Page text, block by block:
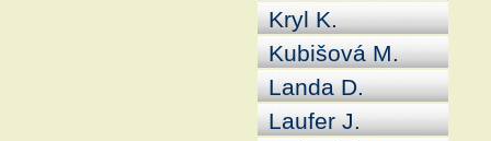
Kryl K.
Kubišová M.
Landa D.
Laufer J.